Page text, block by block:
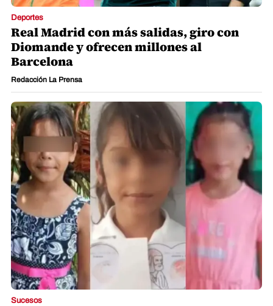
Deportes
Real Madrid con más salidas, giro con
Diomande y ofrecen millones al
Barcelona
Redacción La Prensa
Sucesos